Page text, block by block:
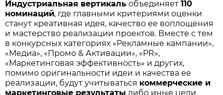
Индустриальная вертикаль объединяет110
номинаций, где главными критериями оценки
станут креативная идея, качество ее воплощения
и мастерство реализации проектов. Вместе с тем
в конкурсных категориях «Рекламные кампании»,
«Медиа», «Промо & Активации», «PR»,
«Маркетинговая эффективность» и других,
помимо оригинальности идеи и качества ее
реализации, будут учитываться коммерческие и
маркетинговые результаты либо иные цели